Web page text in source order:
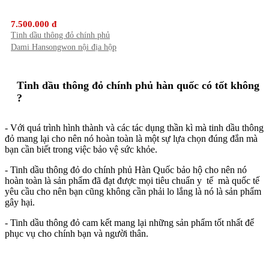
7.500.000 đ
Tinh dầu thông đỏ chính phủ
Dami Hansongwon nội địa hộp
Tinh dầu thông đỏ chính phủ hàn quốc có tốt không
?
- Với quá trình hình thành và các tác dụng thần kì mà tinh dầu thông
đỏ mang lại cho nên nó hoàn toàn là một sự lựa chọn đúng đắn mà
bạn cần biết trong việc bảo vệ sức khỏe.
- Tinh dầu thông đỏ do chính phủ Hàn Quốc bảo hộ cho nên nó
hoàn toàn là sản phẩm đã đạt được mọi tiêu chuẩn y tế mà quốc tế
yêu cầu cho nên bạn cũng không cần phải lo lắng là nó là sản phẩm
gây hại.
- Tinh dầu thông đỏ cam kết mang lại những sản phẩm tốt nhất để
phục vụ cho chính bạn và người thân.